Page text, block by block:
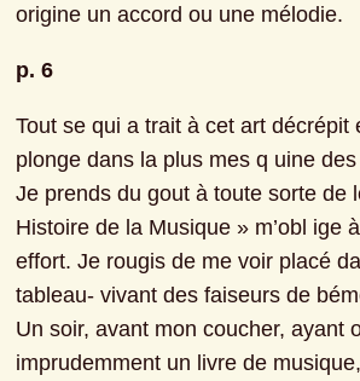
origine un accord ou une mélodie.
p. 6
Tout se qui a trait à cet art décrépit
plonge dans la plus mes q uine
Je prends du gout à toute sorte de
Histoire de la Musique » m’obl ige
effort. Je rougis de me voir placé
tableau- vivant des faiseurs de
Un soir, avant mon coucher, ayant
imprudemment un livre de